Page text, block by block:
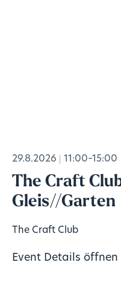
29.8.2026 11:00–15:00
The Craft
Gleis//Garten
The Craft Club
Event Details öffnen